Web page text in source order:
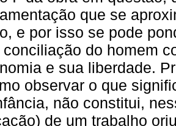
que se
e por isso se pode
conciliação do homem
e sua liberdade.
observar o que
não constitui,
de um trabalho